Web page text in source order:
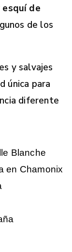
esquí de
de los
y salvajes
única para
diferente
Blanche
en Chamonix